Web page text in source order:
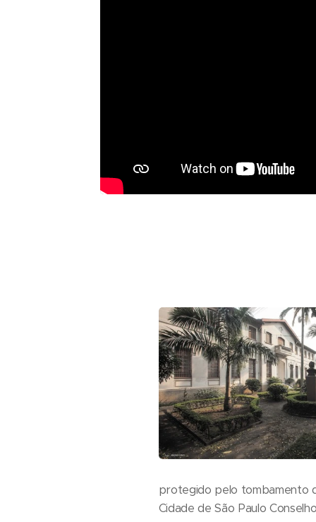
protegido pelo tombamento
Cidade de São Paulo